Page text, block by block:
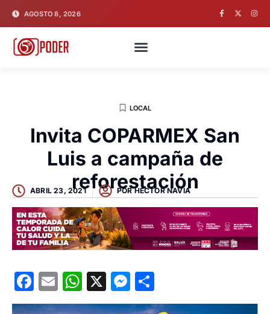
AGOSTO 8, 2026
LOCAL
Invita COPARMEX San
Luis a campaña de
reforestación
ABRIL 23, 2021 PORHECTOR NAVIA
Facebook
EmailWhatsApp
X Messenger